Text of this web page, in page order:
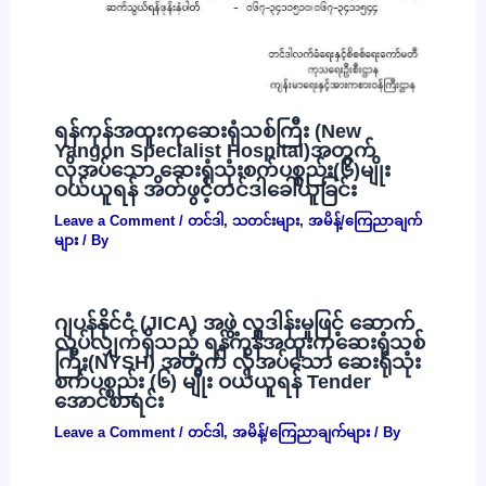
ရန်ကုန်အထူးကုဆေးရုံသစ်ကြီး (New
Yangon Specialist Hospital)အတွက်
လိုအပ်သော ဆေးရုံသုံးစက်ပစ္စည်း(၆)မျိုး
ဝယ်ယူရန် အိတ်ဖွင့်တင်ဒါခေါ်ယူခြင်း
Leave a Comment / တင်ဒါ , သတင်းများ, အမိန့်/ကြေညာချက်
များ/ By
ဂျပန်နိုင်ငံ (JICA) အဖွဲ့ လှူဒါန်းမှုဖြင့် ဆောက်
လုပ်လျှက်ရှိသည့် ရန်ကုန်အထူးကုဆေးရုံသစ်
ကြီး(NYSH) အတွက် လိုအပ်သော ဆေးရုံသုံး
စက်ပစ္စည်း (၆) မျိုး ဝယ်ယူရန် Tender
အောင်စာရင်း
Leave a Comment / တင်ဒါ , အမိန့်/ကြေညာချက်များ/ By